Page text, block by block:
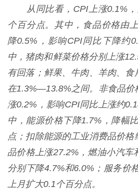
从同比看，CPI上涨0.1%，
个百分点。其中，食品价格由
降0.5%，影响CPI同比下降约
中，猪肉和鲜菜价格分别上涨
有回落；鲜果、牛肉、羊肉、食
在1.3%—13.8%之间。非食品价
涨0.2%，影响CPI同比上涨约
中，能源价格下降1.7%，降幅
点；扣除能源的工业消费品价
品价格上涨27.2%，燃油小汽车
分别下降4.7%和6.0%；服务价
上月扩大0.1个百分点。